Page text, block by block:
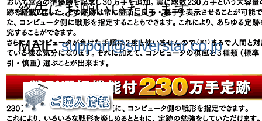
絡先にお願いいたします。
MAIL:support@silverstar.co.jp